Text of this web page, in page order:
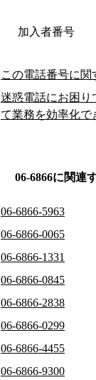
加入者番号
この電話番号に関
迷惑電話にお困り
て業務を効率化で
06-6866に関連
06-6866-5963
06-6866-0065
06-6866-1331
06-6866-0845
06-6866-2838
06-6866-0299
06-6866-4455
06-6866-9300